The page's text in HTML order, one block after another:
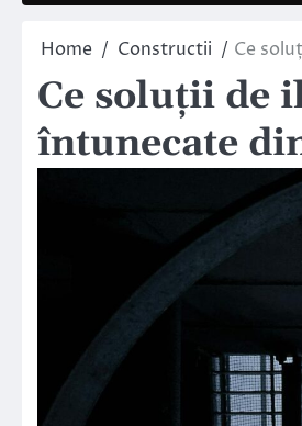
Home Constructii Ce
Ce soluții de
întunecate